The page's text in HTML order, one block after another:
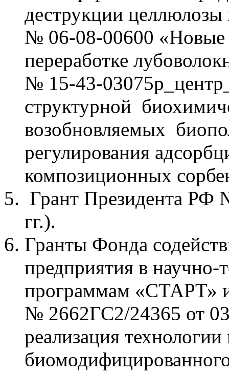
деструкции
№ 06-08-00600 «Новые
переработке
№ 15-43-
структурной
возобновляемых
регулирования
композиционных
Грант Президента
гг.).
Гранты Фонда
предприятия в научно-
программам
№ 2662ГС2/24365 от
реализация технологии